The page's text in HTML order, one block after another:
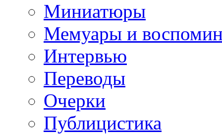
Миниатюры
Мемуары и
Интервью
Переводы
Очерки
Публицистика